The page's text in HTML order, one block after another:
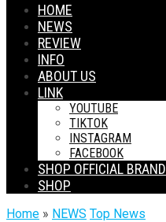
HOME
NEWS
REVIEW
INFO
ABOUT US
LINK
YOUTUBE
TIKTOK
INSTAGRAM
FACEBOOK
SHOP OFFICIAL BRAND
SHOP
Home » NEWS Top News